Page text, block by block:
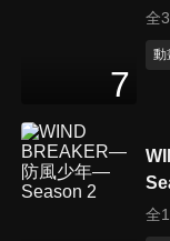
7
全
動
全